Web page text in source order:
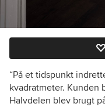
“På et tidspunkt
kvadratmeter. Kunden
Halvdelen blev brugt